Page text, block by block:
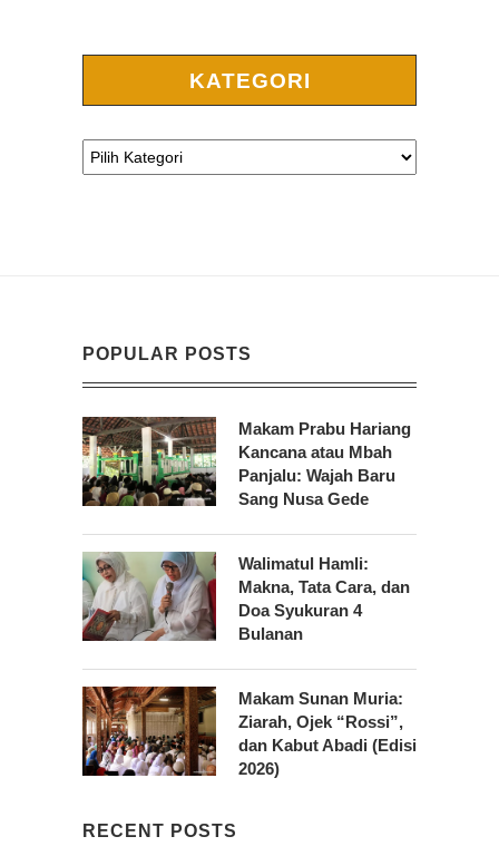
KATEGORI
POPULAR POSTS
Makam Prabu Hariang
Kancana atau Mbah
Panjalu: Wajah Baru
Sang Nusa Gede
Walimatul Hamli:
Makna, Tata Cara, dan
Doa Syukuran 4
Bulanan
Makam Sunan Muria:
Ziarah, Ojek “Rossi”,
dan Kabut Abadi (Edisi
2026)
RECENT POSTS